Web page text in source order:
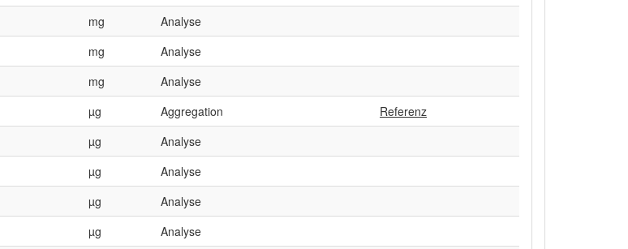
mg
Analyse
mg
Analyse
mg
Analyse
µg Aggregation
Referenz
µg
Analyse
µg
Analyse
µg
Analyse
µg
Analyse